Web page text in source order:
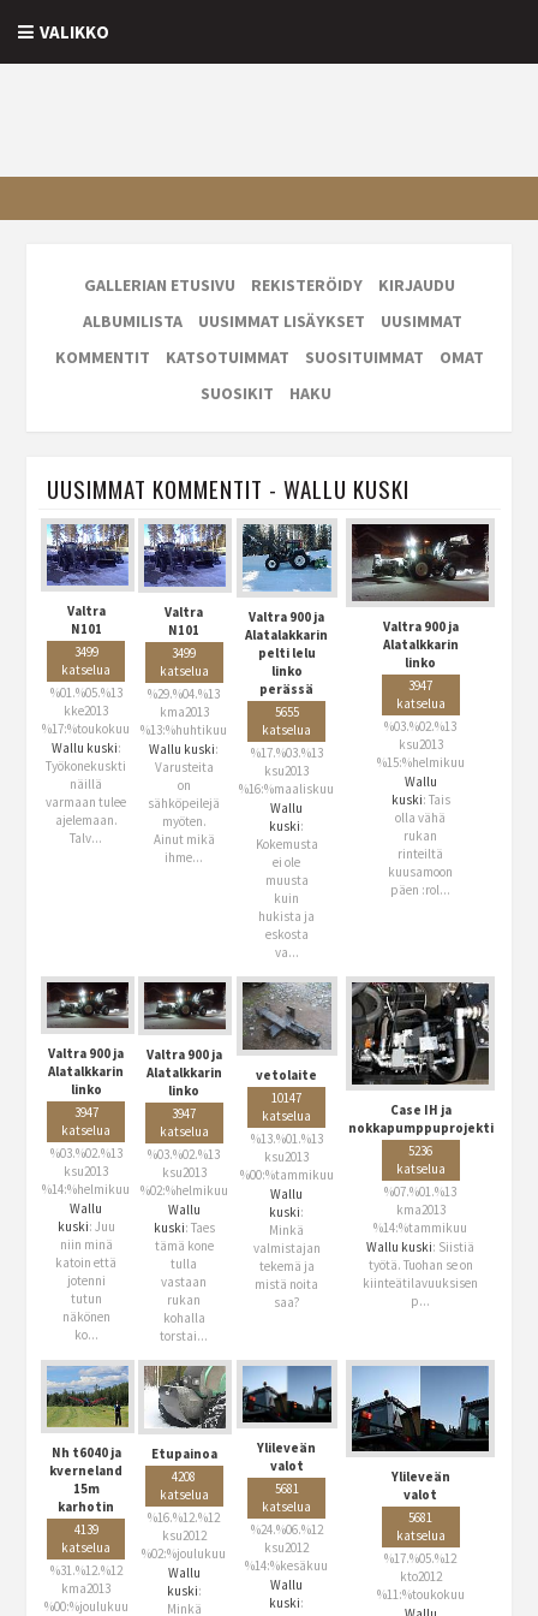
VALIKKO
GALLERIAN ETUSIVU REKISTERÖIDY
KIRJAUDU
ALBUMILISTA
UUSIMMAT LISÄYKSET
UUSIMMAT
KOMMENTIT
KATSOTUIMMAT SUOSITUIMMAT
OMAT
SUOSIKIT
HAKU
UUSIMMAT KOMMENTIT - WALLU KUSKI
Valtra
N101
3499
katselua
%01.%05.%13
kke2013
%17:%toukokuu
Wallu kuski:
Työkonekuskti
näillä
varmaan tulee
ajelemaan.
Talv...
Valtra
N101
3499
katselua
%29.%04.%13
kma2013
%13:%huhtikuu
Wallu kuski:
Varusteita
on
sähköpeilejä
myöten.
Ainut mikä
ihme...
Valtra 900 ja
Alatalakkarin
pelti lelu
linko
perässä
5655
katselua
%17.%03.%13
ksu2013
%16:%maaliskuu
Wallu
kuski:
Kokemusta
ei ole
muusta
kuin
hukista ja
eskosta
va...
Valtra 900 ja
Alatalkkarin
linko
3947
katselua
%03.%02.%13
ksu2013
%15:%helmikuu
Wallu
kuski: Tais
olla vähä
rukan
rinteiltä
kuusamoon
päen :rol...
Valtra 900 ja
Alatalkkarin
linko
3947
katselua
%03.%02.%13
ksu2013
%14:%helmikuu
Wallu
kuski: Juu
niin minä
katoin että
jotenni
tutun
näkönen
ko...
Valtra 900 ja
Alatalkkarin
linko
3947
katselua
%03.%02.%13
ksu2013
%02:%helmikuu
Wallu
kuski: Taes
tämä kone
tulla
vastaan
rukan
kohalla
torstai...
vetolaite
10147
katselua
%13.%01.%13
ksu2013
%00:%tammikuu
Wallu
kuski:
Minkä
valmistajan
tekemä ja
mistä noita
saa?
Case IH ja
nokkapumppuprojekti
5236
katselua
%07.%01.%13
kma2013
%14:%tammikuu
Wallu kuski: Siistiä
työtä. Tuohan se on
kiinteätilavuuksisen
p...
Nh t6040 ja
kverneland
15m
karhotin
4139
katselua
%31.%12.%12
kma2013
%00:%joulukuu
Etupainoa
4208
katselua
%16.%12.%12
ksu2012
%02:%joulukuu
Wallu
kuski:
Minkä
Ylileveän
valot
5681
katselua
%24.%06.%12
ksu2012
%14:%kesäkuu
Wallu
kuski:
Ylileveän
valot
5681
katselua
%17.%05.%12
kto2012
%11:%toukokuu